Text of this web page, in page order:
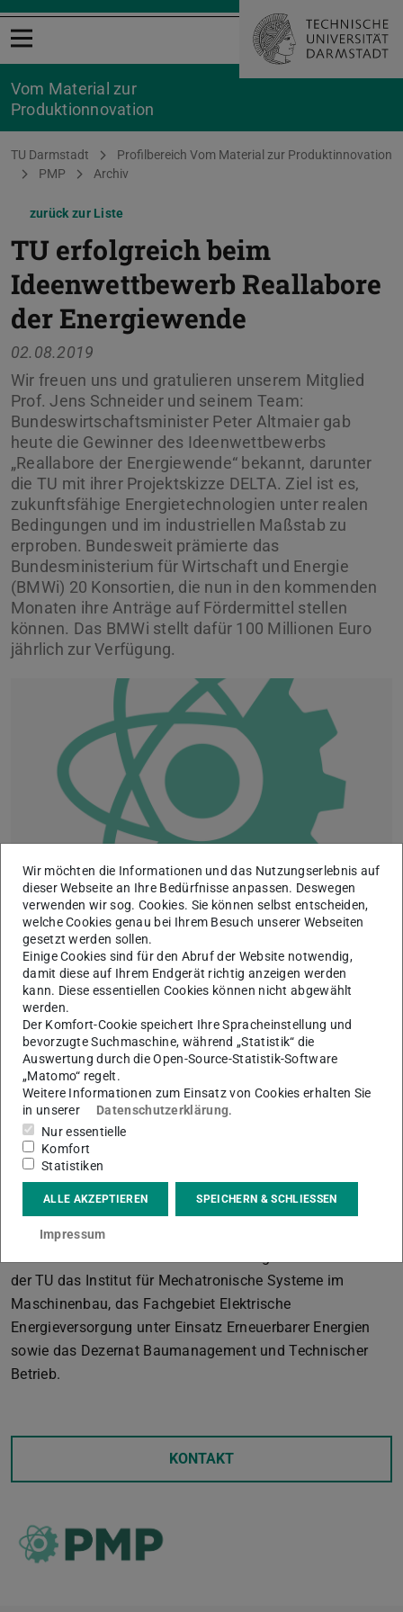
Menü öffnen
Vom Material zur
Produktionnovation
Sie befinden sich hier:
TU Darmstadt
Profilbereich Vom Material zur Produktinnovation
PMP
Archiv
zurück zur Liste
TU erfolgreich beim
Ideenwettbewerb Reallabore
der Energiewende
02.08.2019
Wir freuen uns und gratulieren unserem Mitglied
Prof. Jens Schneider und seinem Team:
Bundeswirtschaftsminister Peter Altmaier gab
heute die Gewinner des Ideenwettbewerbs
„Reallabore der Energiewende“ bekannt, darunter
die TU mit ihrer Projektskizze DELTA. Ziel ist es,
zukunftsfähige Energietechnologien unter realen
Bedingungen und im industriellen Maßstab zu
erproben. Bundesweit prämierte das
Bundesministerium für Wirtschaft und Energie
(BMWi) 20 Konsortien, die nun in den kommenden
Monaten ihre Anträge auf Fördermittel stellen
können. Das BMWi stellt dafür 100 Millionen Euro
jährlich zur Verfügung.
Als Konsortialführer des Projekts DELTA beschäftigt sich
Professor Jens Schneider vom Institut für Statik und
Konstruktion der TU in enger Zusammenabeit mit dem
Institut für Produktionsmanagement, Technologie und
Werkzeugmaschinen (PTW) unter der Leitung von
Professor Eberhard Abele mit energieoptimierten
Quartieren mit dem Ziel, den Energieverbrauch und
Kohlendioxid-Ausstoß in Stadtquartieren zu reduzieren.
Dazu werden in Darmstadt mehrere Quartierstypen, von
Industrie über Gewerbe und Bildung bis hin zum Wohnen,
mit Netzinfrastrukturen in den Bereichen Strom, Wärme,
Gas, Kommunikation und Verkehr verknüpft, um so den
Energiebedarf so weit wie möglich zu reduzieren und
Energie effizient einzusetzen.
der TU das Institut für Mechatronische Systeme im
Maschinenbau, das Fachgebiet Elektrische
Energieversorgung unter Einsatz Erneuerbarer Energien
sowie das Dezernat Baumanagement und Technischer
Betrieb.
KONTAKT
Wir möchten die Informationen und das Nutzungserlebnis auf
dieser Webseite an Ihre Bedürfnisse anpassen. Deswegen
verwenden wir sog. Cookies. Sie können selbst entscheiden,
welche Cookies genau bei Ihrem Besuch unserer Webseiten
gesetzt werden sollen.
Einige Cookies sind für den Abruf der Website notwendig,
damit diese auf Ihrem Endgerät richtig anzeigen werden
kann. Diese essentiellen Cookies können nicht abgewählt
werden.
Der Komfort-Cookie speichert Ihre Spracheinstellung und
bevorzugte Suchmaschine, während „Statistik“ die
Auswertung durch die Open-Source-Statistik-Software
„Matomo“ regelt.
Weitere Informationen zum Einsatz von Cookies erhalten Sie
in unserer
Datenschutzerklärung.
Nur essentielle
Komfort
Statistiken
ALLE AKZEPTIEREN SPEICHERN & SCHLIESSEN
Impressum